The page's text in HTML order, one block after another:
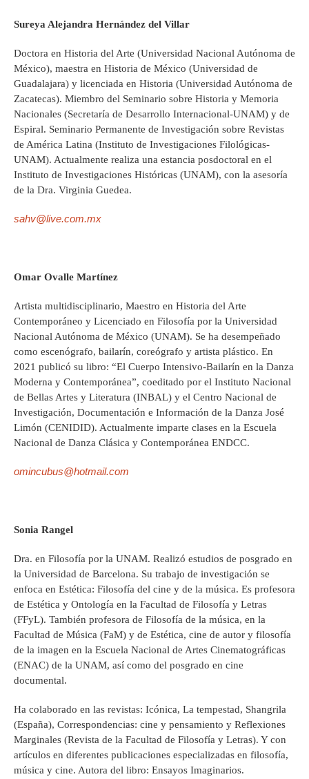
Sureya Alejandra Hernández del Villar
Doctora en Historia del Arte (Universidad Nacional Autónoma de
México), maestra en Historia de México (Universidad de
Guadalajara) y licenciada en Historia (Universidad Autónoma de
Zacatecas). Miembro del Seminario sobre Historia y Memoria
Nacionales (Secretaría de Desarrollo Internacional-UNAM) y de
Espiral. Seminario Permanente de Investigación sobre Revistas
de América Latina (Instituto de Investigaciones Filológicas-
UNAM). Actualmente realiza una estancia posdoctoral en el
Instituto de Investigaciones Históricas (UNAM), con la asesoría
de la Dra. Virginia Guedea.
sahv@live.com.mx
Omar Ovalle Martínez
Artista multidisciplinario, Maestro en Historia del Arte
Contemporáneo y Licenciado en Filosofía por la Universidad
Nacional Autónoma de México (UNAM). Se ha desempeñado
como escenógrafo, bailarín, coreógrafo y artista plástico. En
2021 publicó su libro: “El Cuerpo Intensivo-Bailarín en la Danza
Moderna y Contemporánea”, coeditado por el Instituto Nacional
de Bellas Artes y Literatura (INBAL) y el Centro Nacional de
Investigación, Documentación e Información de la Danza José
Limón (CENIDID). Actualmente imparte clases en la Escuela
Nacional de Danza Clásica y Contemporánea ENDCC.
omincubus@hotmail.com
Sonia Rangel
Dra. en Filosofía por la UNAM. Realizó estudios de posgrado en
la Universidad de Barcelona. Su trabajo de investigación se
enfoca en Estética: Filosofía del cine y de la música. Es profesora
de Estética y Ontología en la Facultad de Filosofía y Letras
(FFyL). También profesora de Filosofía de la música, en la
Facultad de Música (FaM) y de Estética, cine de autor y filosofía
de la imagen en la Escuela Nacional de Artes Cinematográficas
(ENAC) de la UNAM, así como del posgrado en cine
documental.
Ha colaborado en las revistas: Icónica, La tempestad, Shangrila
(España), Correspondencias: cine y pensamiento y Reflexiones
Marginales (Revista de la Facultad de Filosofía y Letras). Y con
artículos en diferentes publicaciones especializadas en filosofía,
música y cine. Autora del libro: Ensayos Imaginarios.